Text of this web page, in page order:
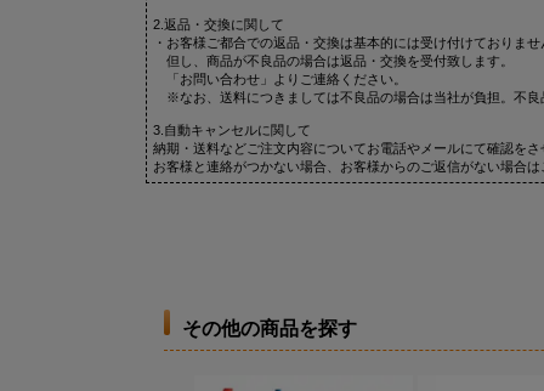
2.返品・交換に関して
・お客様ご都合での返品・交換は基本的には受け付けておりませ
但し、商品が不良品の場合は返品・交換を受付致します。
「お問い合わせ」よりご連絡ください。
※なお、送料につきましては不良品の場合は当社が負担。不良
3.自動キャンセルに関して
納期・送料などご注文内容についてお電話やメールにて確認を
お客様と連絡がつかない場合、お客様からのご返信がない場合
その他の商品を探す